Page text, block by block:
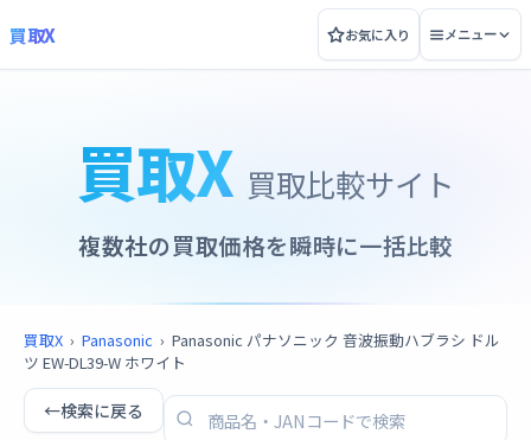
買取X お気に入り メニュー
買取X 買取比較サイト
複数社の買取価格を瞬時に一括比較
買取X › Panasonic › Panasonic パナソニック 音波振動ハブラシ ドル
ツ EW-DL39-W ホワイト
←検索に戻る